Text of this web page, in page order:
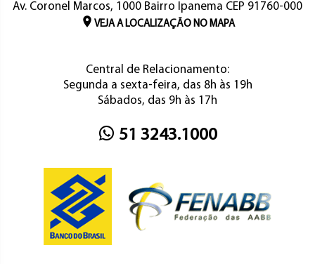
Av. Coronel Marcos, 1000 Bairro Ipanema CEP 91760-000
VEJA A LOCALIZAÇÃO NO MAPA
Central de Relacionamento:
Segunda a sexta-feira, das 8h às 19h
Sábados, das 9h às 17h
51 3243.1000